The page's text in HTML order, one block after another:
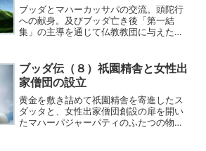
ブッダとマハーカッサパの交流。頭陀行
への献身。及びブッダ亡き後「第一結
集」の主導を通じて仏教教団に与えた深
ブッダ伝（８）祇園精舎と女性出
家僧団の設立
黄金を敷き詰めて祇園精舎を寄進したス
ダッタと、女性出家僧団創設の扉を開い
たマハーパジャーパティのふたつの物